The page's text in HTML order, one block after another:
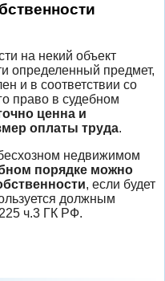
на некий объект
определенный предмет,
и в соответствии со
право в судебном
ценна и
оплаты труда.
недвижимом
порядке можно
, если будет
должным
ч.3 ГК РФ.